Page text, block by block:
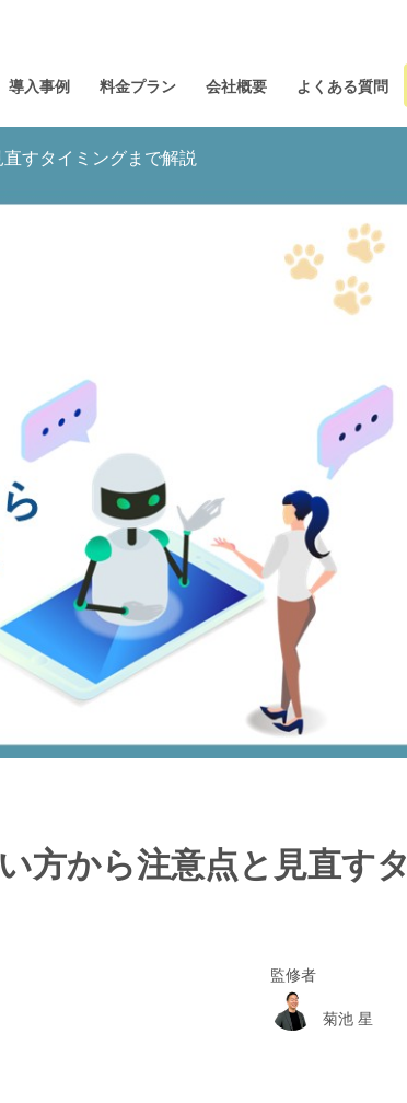
ビス一覧 導入までの流れ
導入事例 料金プラン 会社概要 よくある質問
すタイミングまで解説
方から注意点と見直すタ
監修者
菊池 星